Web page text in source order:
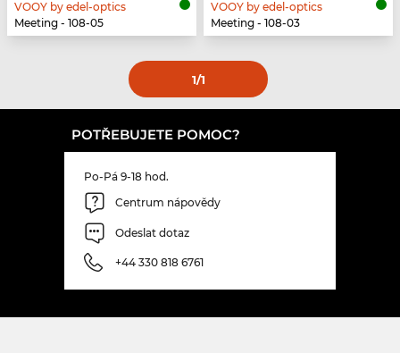
VOOY by edel-optics
Meeting - 108-05
VOOY by edel-optics
Meeting - 108-03
1/1
POTŘEBUJETE POMOC?
Po-Pá 9-18 hod.
Centrum nápovědy
Odeslat dotaz
+44 330 818 6761